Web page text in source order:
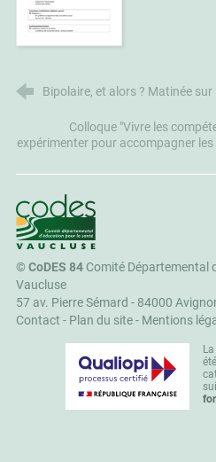
Bipolaire, et alors ? Matinée
Colloque "Vivre les
expérimenter pour accompagner
CoDES 84
©CoDES 84Comité Départemental
Vaucluse
57 av. Pierre Sémard - 84000
Contact - Plan du site- Mentions